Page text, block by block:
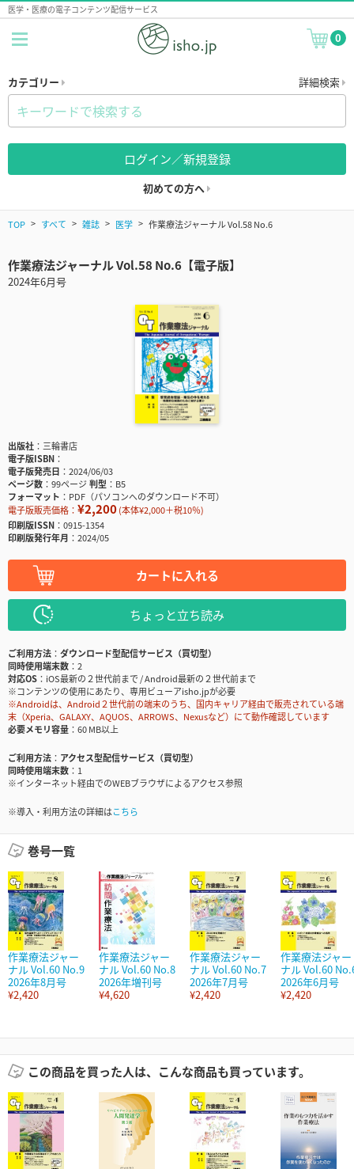
医学・医療の電子コンテンツ配信サービス
0
カテゴリー 詳細検索
ログイン／新規登録
初めての方へ
TOP すべて 雑誌 医学 作業療法ジャーナル Vol.58 No.6
作業療法ジャーナル Vol.58 No.6【電子版】
2024年6月号
出版社
三輪書店
電子版ISBN
電子版発売日
2024/06/03
ページ数
99ページ判型
B5
フォーマット
PDF（パソコンへのダウンロード不可）
電子版販売価格： ¥2,200(本体¥2,000＋税10％)
印刷版ISSN
0915-1354
印刷版発行年月
2024/05
カートに入れる
ちょっと立ち読み
ご利用方法
ダウンロード型配信サービス（買切型）
同時使用端末数
2
対応OS
iOS最新の２世代前まで / Android最新の２世代前まで
※コンテンツの使用にあたり、専用ビューアisho.jpが必要
※Androidは、Android２世代前の端末のうち、国内キャリア経由で販売されている端
末（Xperia、GALAXY、AQUOS、ARROWS、Nexusなど）にて動作確認しています
必要メモリ容量
60 MB以上
ご利用方法
アクセス型配信サービス（買切型）
同時使用端末数
1
※インターネット経由でのWEBブラウザによるアクセス参照
※導入・利用方法の詳細はこちら
巻号一覧
作業療法ジャー
ナル Vol.60 No.9
2026年8月号
¥2,420
作業療法ジャー
ナル Vol.60 No.8
2026年増刊号
¥4,620
作業療法ジャー
ナル Vol.60 No.7
2026年7月号
¥2,420
作業療法ジャー
ナル Vol.60
2026年6月号
¥2,420
この商品を買った人は、こんな商品も買っています。